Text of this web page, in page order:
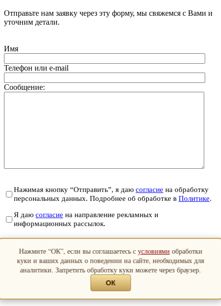
Отправьте нам заявку через эту форму, мы свяжемся с Вами и
уточним детали.
Имя
Телефон или e-mail
Сообщение:
Нажимая кнопку “Отправить”, я даю согласие на обработку
персональных данных. Подробнее об обработке в Политике.
Я даю согласие на направление рекламных и
информационных рассылок.
Отправить
Закрыть
Нажмите “ОК”, если вы соглашаетесь сусловиями обработки
куки и ваших данных о поведении на сайте, необходимых для
аналитики. Запретить обработку куки можете через браузер.
ОК